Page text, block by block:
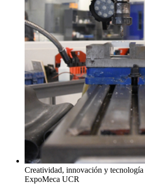
Creatividad, innovación y tecnología
ExpoMeca UCR